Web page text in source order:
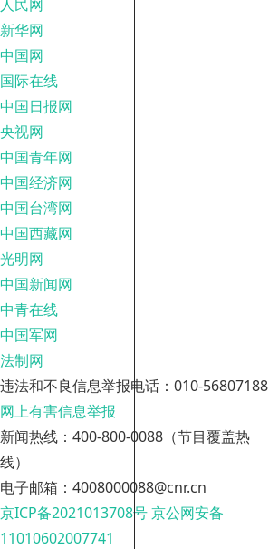
人民网
新华网
中国网
国际在线
中国日报网
央视网
中国青年网
中国经济网
中国台湾网
中国西藏网
光明网
中国新闻网
中青在线
中国军网
法制网
违法和不良信息举报电话：010-56807188
网上有害信息举报
新闻热线：400-800-0088（节目覆盖热
线）
电子邮箱：4008000088@cnr.cn
京ICP备2021013708号京公网安备
11010602007741